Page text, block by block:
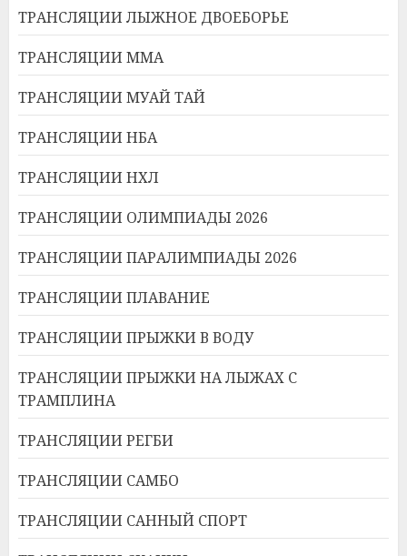
ТРАНСЛЯЦИИ ЛЫЖНОЕ ДВОЕБОРЬЕ
ТРАНСЛЯЦИИ ММА
ТРАНСЛЯЦИИ МУАЙ ТАЙ
ТРАНСЛЯЦИИ НБА
ТРАНСЛЯЦИИ НХЛ
ТРАНСЛЯЦИИ ОЛИМПИАДЫ 2026
ТРАНСЛЯЦИИ ПАРАЛИМПИАДЫ 2026
ТРАНСЛЯЦИИ ПЛАВАНИЕ
ТРАНСЛЯЦИИ ПРЫЖКИ В ВОДУ
ТРАНСЛЯЦИИ ПРЫЖКИ НА ЛЫЖАХ С
ТРАМПЛИНА
ТРАНСЛЯЦИИ РЕГБИ
ТРАНСЛЯЦИИ САМБО
ТРАНСЛЯЦИИ САННЫЙ СПОРТ